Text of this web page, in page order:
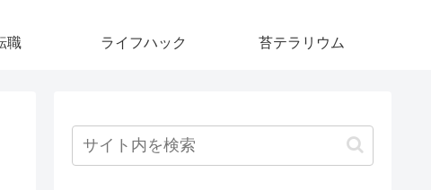
職 ライフハック 苔テラリウム